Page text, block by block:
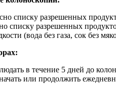
списку разрешенных
списку разрешенных
(вода без газа, сок без
в течение 5 дней до
или продолжить